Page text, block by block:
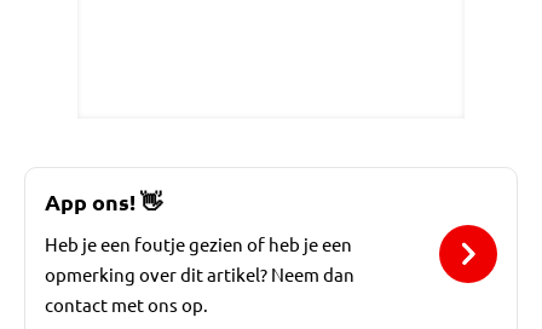
App ons!👋
Heb je een foutje gezien of heb je een
opmerking over dit artikel? Neem dan
contact met ons op.